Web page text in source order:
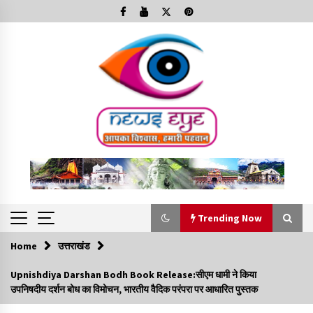
to
Trending Now
Trending Now
Minorities Rights Day : विश्व अल्पसंख्यक अधिकार दिवस
कार्यक्रम में शामिल हुए सीएम,आधुनिक मदरसों का नाम अब्दुल कलाम के नाम
Home उत्तराखंड
Upnishdiya Darshan Bodh Book Release:सीएम धामी ने किया
उपनिषदीय दर्शन बोध का विमोचन, भारतीय वैदिक परंपरा पर आधारित पुस्तक